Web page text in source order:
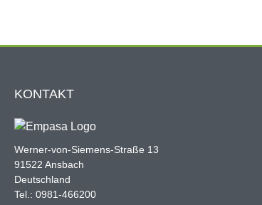
KONTAKT
Werner-von-Siemens-Straße 13
91522 Ansbach
Deutschland
Tel.: 0981-466200